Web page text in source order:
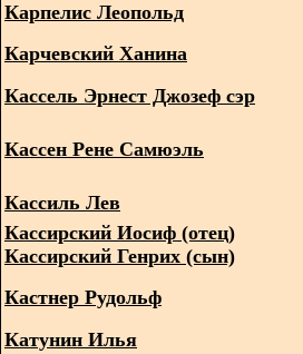
Карпелис Леопольд
Карчевский Ханина
Кассель Эрнест Джозеф сэр
Кассен Рене Самюэль
Кассиль Лев
Кассирский Иосиф (отец)
Кассирский Генрих (сын)
Кастнер Рудольф
Катунин Илья